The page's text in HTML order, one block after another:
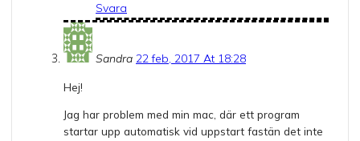
Svara
Sandra 22 feb, 2017 At 18:28
Hej!
Jag har problem med min mac, där ett program
startar upp automatisk vid uppstart fastän det inte